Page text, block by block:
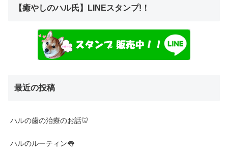
【癒やしのハル氏】LINEスタンプ!！
最近の投稿
ハルの歯の治療のお話🦷
ハルのルーティン👅